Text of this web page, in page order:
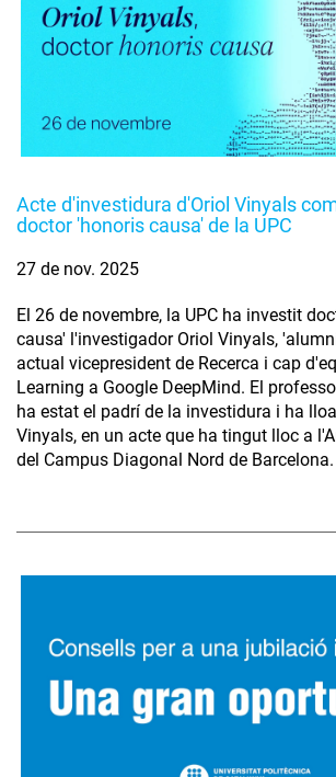
Acte d'investidura d'Oriol Vinyals
doctor 'honoris causa' de la UPC
27 de nov. 2025
El 26 de novembre, la UPC ha investit
causa' l'investigador Oriol Vinyals,
actual vicepresident de Recerca i cap
Learning a Google DeepMind. El
ha estat el padrí de la investidura i ha
Vinyals, en un acte que ha tingut lloc a
del Campus Diagonal Nord de Barcelona.